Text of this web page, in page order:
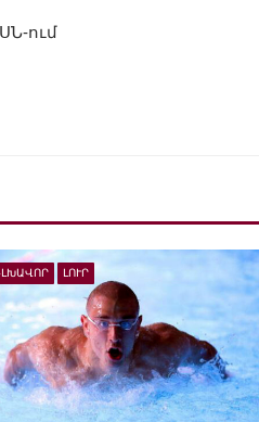
ում
ԼՈՒՐ